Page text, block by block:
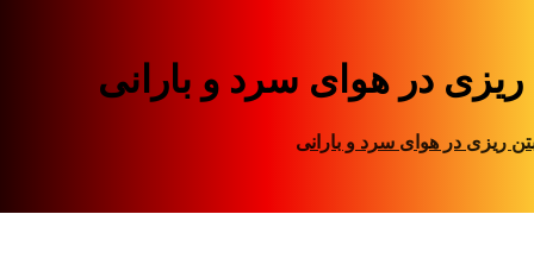
ریزی در هوای سرد و بارانی
ریزی در هوای سرد و بارانی